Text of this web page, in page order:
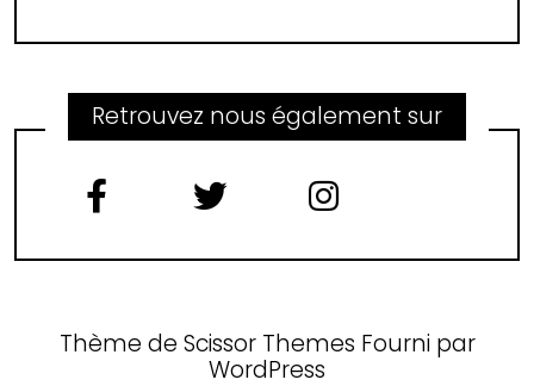
Retrouvez nous également sur
Thème de Scissor Themes Fourni par
WordPress